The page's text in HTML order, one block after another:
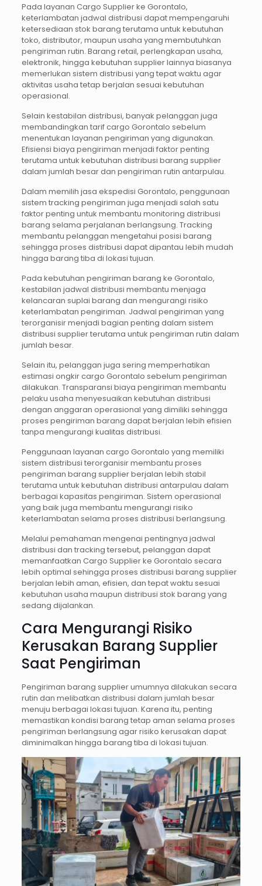
Pada layanan Cargo Supplier ke Gorontalo,
keterlambatan jadwal distribusi dapat mempengaruhi
ketersediaan stok barang terutama untuk kebutuhan
toko, distributor, maupun usaha yang membutuhkan
pengiriman rutin. Barang retail, perlengkapan usaha,
elektronik, hingga kebutuhan supplier lainnya biasanya
memerlukan sistem distribusi yang tepat waktu agar
aktivitas usaha tetap berjalan sesuai kebutuhan
operasional.
Selain kestabilan distribusi, banyak pelanggan juga
membandingkan tarif cargo Gorontalo sebelum
menentukan layanan pengiriman yang digunakan.
Efisiensi biaya pengiriman menjadi faktor penting
terutama untuk kebutuhan distribusi barang supplier
dalam jumlah besar dan pengiriman rutin antarpulau.
Dalam memilih jasa ekspedisi Gorontalo, penggunaan
sistem tracking pengiriman juga menjadi salah satu
faktor penting untuk membantu monitoring distribusi
barang selama perjalanan berlangsung. Tracking
membantu pelanggan mengetahui posisi barang
sehingga proses distribusi dapat dipantau lebih mudah
hingga barang tiba di lokasi tujuan.
Pada kebutuhan pengiriman barang ke Gorontalo,
kestabilan jadwal distribusi membantu menjaga
kelancaran suplai barang dan mengurangi risiko
keterlambatan pengiriman. Jadwal pengiriman yang
terorganisir menjadi bagian penting dalam sistem
distribusi supplier terutama untuk pengiriman rutin dalam
jumlah besar.
Selain itu, pelanggan juga sering memperhatikan
estimasi ongkir cargo Gorontalo sebelum pengiriman
dilakukan. Transparansi biaya pengiriman membantu
pelaku usaha menyesuaikan kebutuhan distribusi
dengan anggaran operasional yang dimiliki sehingga
proses pengiriman barang dapat berjalan lebih efisien
tanpa mengurangi kualitas distribusi.
Penggunaan layanan cargo Gorontalo yang memiliki
sistem distribusi terorganisir membantu proses
pengiriman barang supplier berjalan lebih stabil
terutama untuk kebutuhan distribusi antarpulau dalam
berbagai kapasitas pengiriman. Sistem operasional
yang baik juga membantu mengurangi risiko
keterlambatan selama proses distribusi berlangsung.
Melalui pemahaman mengenai pentingnya jadwal
distribusi dan tracking tersebut, pelanggan dapat
memanfaatkan Cargo Supplier ke Gorontalo secara
lebih optimal sehingga proses distribusi barang supplier
berjalan lebih aman, efisien, dan tepat waktu sesuai
kebutuhan usaha maupun distribusi stok barang yang
sedang dijalankan.
Cara Mengurangi Risiko
Kerusakan Barang Supplier
Saat Pengiriman
Pengiriman barang supplier umumnya dilakukan secara
rutin dan melibatkan distribusi dalam jumlah besar
menuju berbagai lokasi tujuan. Karena itu, penting
memastikan kondisi barang tetap aman selama proses
pengiriman berlangsung agar risiko kerusakan dapat
diminimalkan hingga barang tiba di lokasi tujuan.